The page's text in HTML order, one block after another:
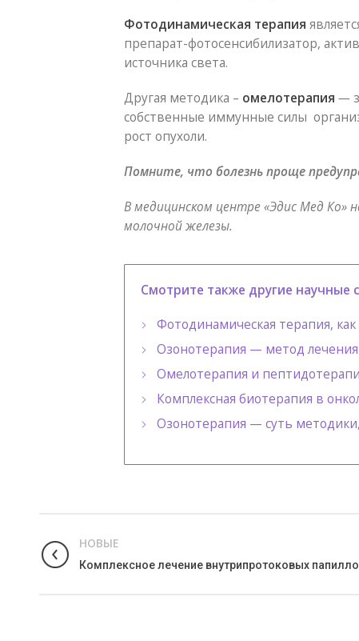
Фотодинамическая терапия
препарат-фотосенсибилизатор,
источника света.
Другая методика – омелотерапия —
собственные иммунные силы
рост опухоли.
Помните, что болезнь проще
В медицинском центре «Эдис Мед Ко»
молочной железы.
Смотрите также другие научные
Фотодинамическая терапия,
Озонотерапия — метод лечения
Омелотерапия и
Комплексная биотерапия в
Озонотерапия — суть
НОВЫЕ
Комплексное лечение внутрипротоковых